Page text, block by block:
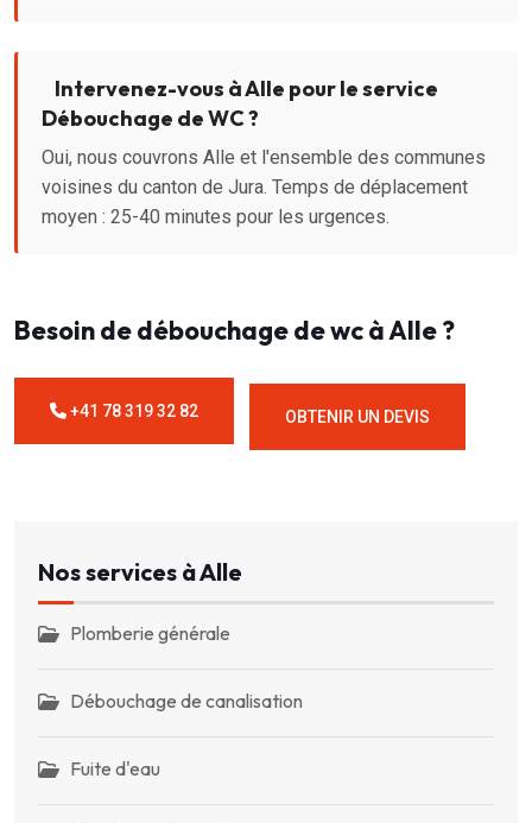
Intervenez-vous à Alle pour le service
Débouchage de WC ?
Oui, nous couvrons Alle et l'ensemble des communes
voisines du canton de Jura. Temps de déplacement
moyen : 25-40 minutes pour les urgences.
Besoin de débouchage de wc à Alle ?
+41 78 319 32 82 OBTENIR UN DEVIS
Nos services à Alle
Plomberie générale
Débouchage de canalisation
Fuite d'eau